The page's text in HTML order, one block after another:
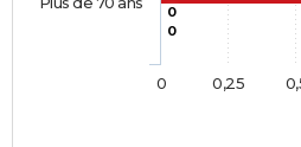
0
0
0 0,25